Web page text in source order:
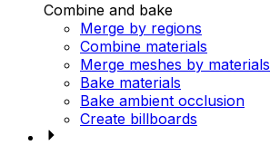
Combine and bake
Merge by regions
Combine materials
Merge meshes by materials
Bake materials
Bake ambient occlusion
Create billboards